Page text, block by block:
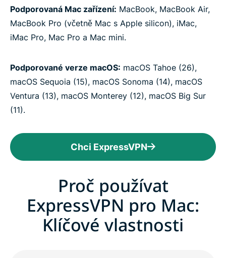
Podporovaná Mac zařízení: MacBook, MacBook Air,
MacBook Pro (včetně Mac s Apple silicon), iMac,
iMac Pro, Mac Pro a Mac mini.
Podporované verze macOS: macOS Tahoe (26),
macOS Sequoia (15), macOS Sonoma (14), macOS
Ventura (13), macOS Monterey (12), macOS Big Sur
(11).
Chci ExpressVPN
Proč používat
ExpressVPN pro Mac:
Klíčové vlastnosti